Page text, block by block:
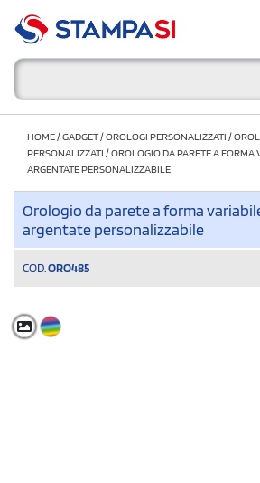
HOME/GADGET/OROLOGI PERSONALIZZATI /
PERSONALIZZATI /OROLOGIO DA PARETE A FORMA
ARGENTATE PERSONALIZZABILE
Orologio da parete a forma
argentate personalizzabile
COD. ORO485